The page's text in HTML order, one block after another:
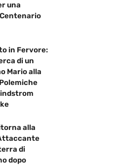
una
in Fervore:
di un
Mario alla
alla
di
dopo